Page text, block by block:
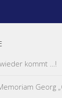
kommt …!
Georg